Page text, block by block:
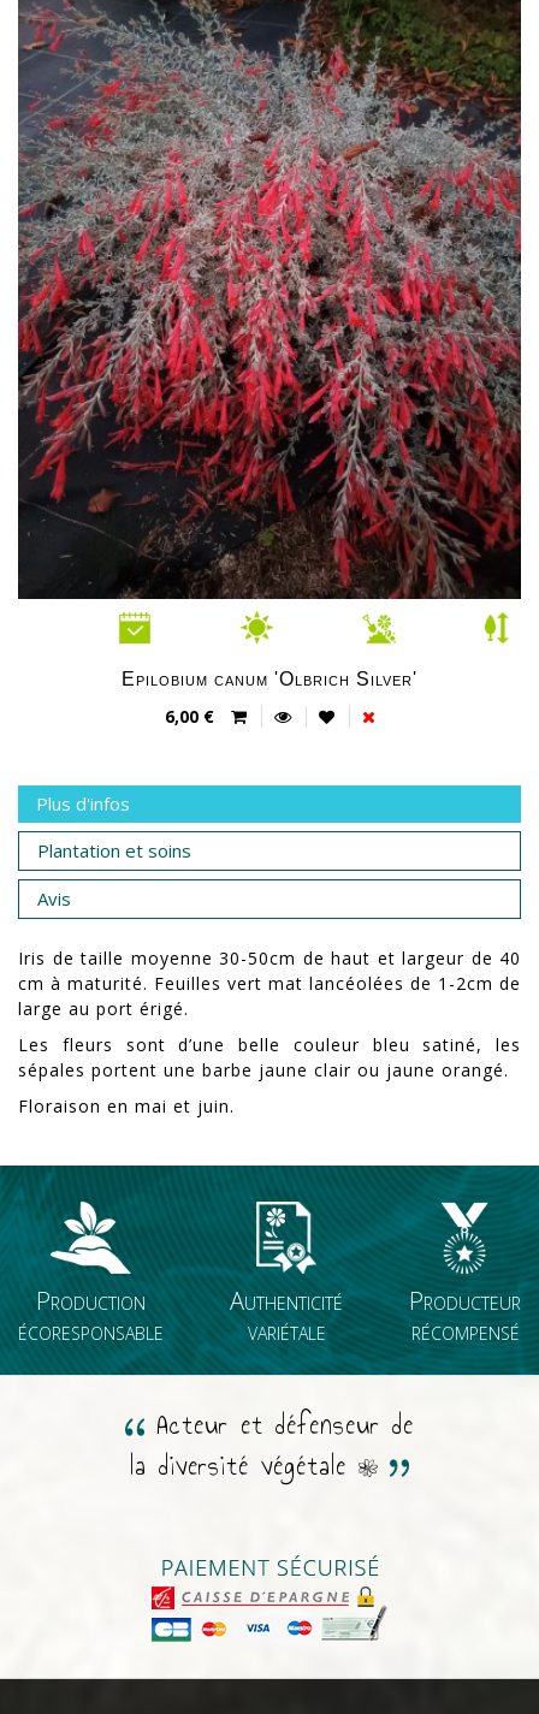
Epilobium canum 'Olbrich Silver'
6,00 €
Plus d'infos
Plantation et soins
Avis
Iris de taille moyenne 30-50cm de haut et largeur de 40
cm à maturité. Feuilles vert mat lancéolées de 1-2cm de
large au port érigé.
Les fleurs sont d’une belle couleur bleu satiné, les
sépales portent une barbe jaune clair ou jaune orangé.
Floraison en mai et juin.
Production
écoresponsable
Authenticité
variétale
Producteur
récompensé
Acteur et défenseur de
la diversité végétale